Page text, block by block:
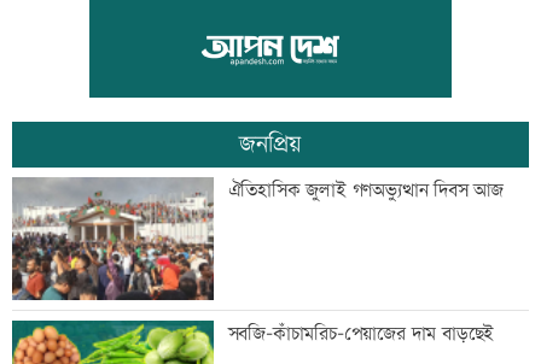
ডেপুটি ম্যানেজার চেয়ে ব্র্যাকে নিয়োগ
‘আমার স্বপ্ন আপনাদের কাছে দিয়ে গেলাম’
মেহেরপুর সীমান্তে নারীসহ ৫ জনকে পুশইনের
চেষ্টা, বিজিবির প্রতিরোধে ব্যর্থ
জনপ্রিয়
ঐতিহাসিক জুলাই গণঅভ্যুত্থান দিবস আজ
সবজি-কাঁচামরিচ-পেয়াজের দাম বাড়ছেই